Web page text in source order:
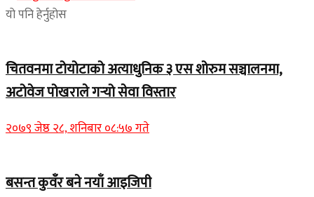
यो पनि हेर्नुहोस
चितवनमा टोयोटाको अत्याधुनिक ३ एस शोरुम सञ्चालनमा,
अटोवेज पोखराले गर्‍यो सेवा विस्तार
२०७९ जेष्ठ २८, शनिबार ०८:५७ गते
बसन्त कुवँर बने नयाँ आइजिपी